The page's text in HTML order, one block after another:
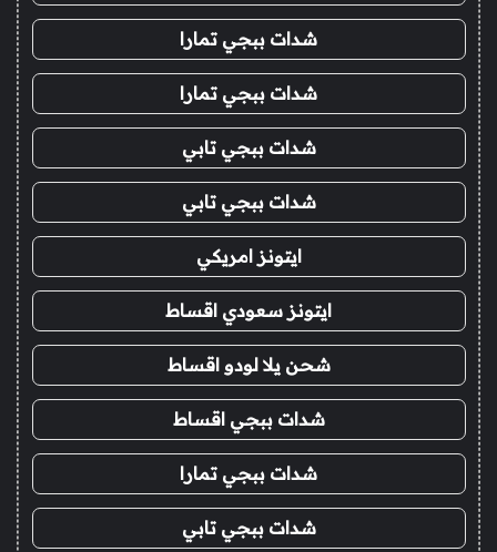
شدات ببجي تمارا
شدات ببجي تمارا
شدات ببجي تابي
شدات ببجي تابي
ايتونز امريكي
ايتونز سعودي اقساط
شحن يلا لودو اقساط
شدات ببجي اقساط
شدات ببجي تمارا
شدات ببجي تابي